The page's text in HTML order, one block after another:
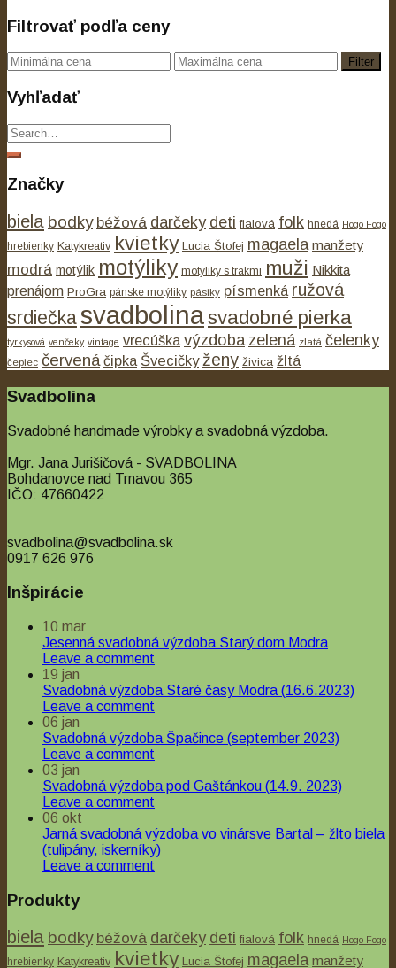
Filtrovať podľa ceny
Filter
Vyhľadať
Značky
biela bodky béžová darčeky deti fialová folk hnedá Hogo Fogo
hrebienky Katykreativ kvietky Lucia Štofej magaela manžety
modrá motýlik motýliky motýliky s trakmi muži Nikkita
prenájom ProGra pánske motýliky pásiky písmenká ružová
srdiečkasvadbolinasvadobné pierka
tyrkysová venčeky vintage vrecúška výzdoba zelená zlatá čelenky
čepiec červená čipka Švecičky ženy živica žltá
Svadbolina
Svadobné handmade výrobky a svadobná výzdoba.
Mgr. Jana Jurišičová - SVADBOLINA
Bohdanovce nad Trnavou 365
IČO: 47660422
svadbolina@svadbolina.sk
0917 626 976
Inšpirácie
10 mar
Jesenná svadobná výzdoba Starý dom Modra
Leave a comment
19 jan
Svadobná výzdoba Staré časy Modra (16.6.2023)
Leave a comment
06 jan
Svadobná výzdoba Špačince (september 2023)
Leave a comment
03 jan
Svadobná výzdoba pod Gaštánkou (14.9. 2023)
Leave a comment
06 okt
Jarná svadobná výzdoba vo vinársve Bartal – žlto biela
(tulipány, iskerníky)
Leave a comment
Produkty
biela bodky béžová darčeky deti fialová folk hnedá Hogo Fogo
hrebienky Katykreativ kvietky Lucia Štofej magaela manžety